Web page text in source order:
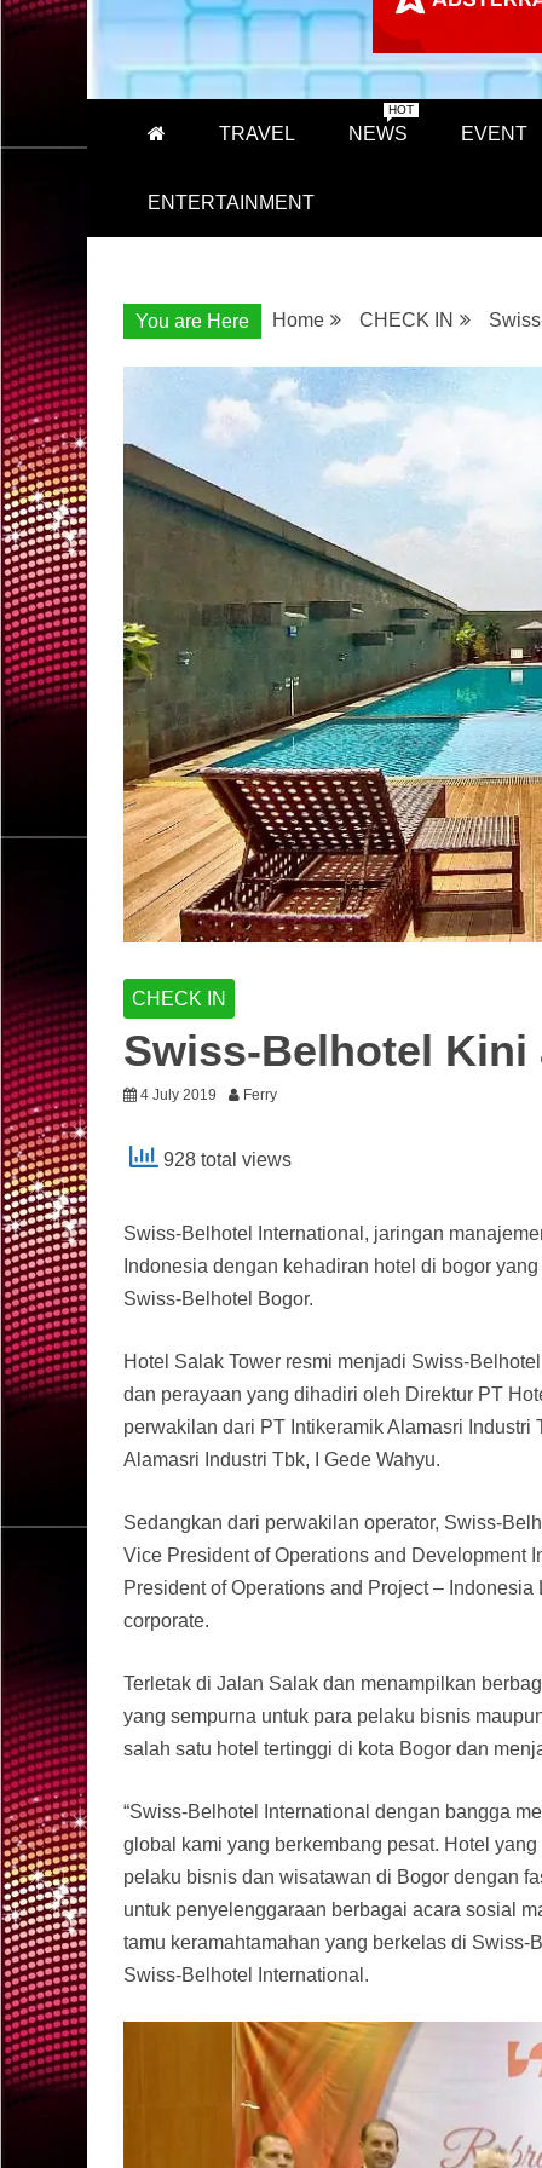
TRAVEL NEWS
HOT
EVENT
ENTERTAINMENT
You are Here Home CHECK IN
CHECK IN
Swiss-Belhotel
4 July 2019 Ferry
928 total views
Swiss-Belhotel International, jaringan
Indonesia dengan kehadiran hotel di bogor
Swiss-Belhotel Bogor.
Hotel Salak Tower resmi menjadi Swiss-
dan perayaan yang dihadiri oleh Direktur PT
perwakilan dari PT Intikeramik Alamasri
Alamasri Industri Tbk, I Gede Wahyu.
Sedangkan dari perwakilan operator, Swiss-
Vice President of Operations and Development
President of Operations and Project –
corporate.
Terletak di Jalan Salak dan menampilkan
yang sempurna untuk para pelaku bisnis
salah satu hotel tertinggi di kota Bogor dan
“Swiss-Belhotel International dengan bangga
global kami yang berkembang pesat. Hotel
pelaku bisnis dan wisatawan di Bogor dengan
untuk penyelenggaraan berbagai acara sosial
tamu keramahtamahan yang berkelas di Swiss-
Swiss-Belhotel International.